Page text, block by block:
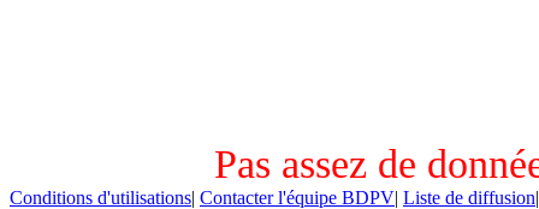
Pas assez de
Conditions d'utilisations| Contacter l'équipe BDPV| Liste de diffusion